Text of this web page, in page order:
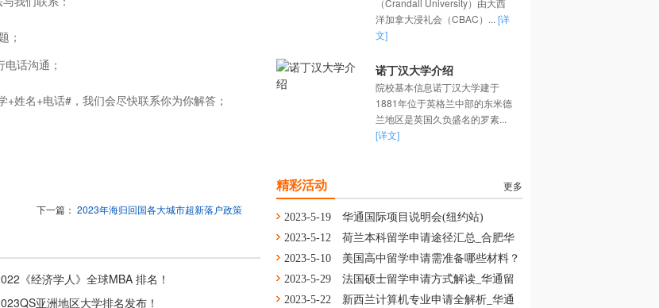
；
话沟通；
姓名+电话#，我们会尽快联系你为你解答；
下一篇：2023年海归回国各大城市超新落户政策
《经济学人》全球MBA 排名！
亚洲地区大学排名发布！
（Crandall University）由大西
洋加拿大浸礼会（CBAC）... [详
文]
诺丁汉大学介绍
院校基本信息诺丁汉大学建于
1881年位于英格兰中部的东米德
兰地区是英国久负盛名的罗素...
[详文]
精彩活动 更多
2023-5-19
华通国际项目说明会(纽约站)
2023-5-12
荷兰本科留学申请途径汇总_合肥华
通留学
2023-5-10
美国高中留学申请需准备哪些材料？
舟山华通留学
2023-5-29
法国硕士留学申请方式解读_华通留
学
2023-5-22
新西兰计算机专业申请全解析_华通